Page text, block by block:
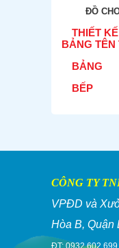
ĐỒ
THIẾT
BẢNG TÊN
BẢNG
BẾP
CÔNG TY
VPĐD và
Hòa B, Quận
ĐT: